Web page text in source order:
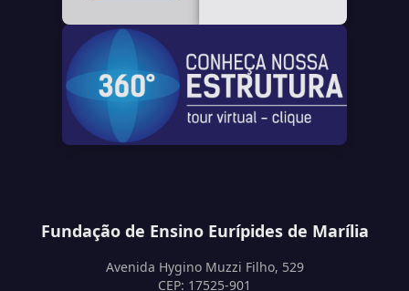
Fundação de Ensino Eurípides de Marília
Avenida Hygino Muzzi Filho, 529
CEP: 17525-901